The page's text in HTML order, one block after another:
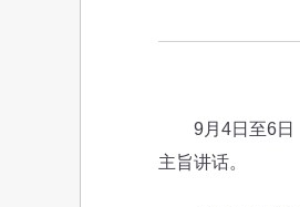
9月4日至6日，
主旨讲话。